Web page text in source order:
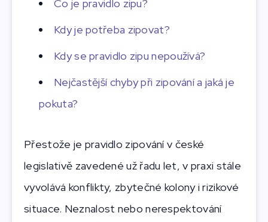
Co je pravidlo zipu?
Kdy je potřeba zipovat?
Kdy se pravidlo zipu nepoužívá?
Nejčastější chyby při zipování a jaká je
pokuta?
Přestože je pravidlo zipování v české
legislativě zavedené už řadu let, v praxi stále
vyvolává konflikty, zbytečné kolony i rizikové
situace. Neznalost nebo nerespektování